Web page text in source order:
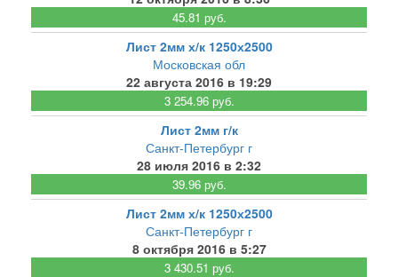
45.81 руб.
Лист 2мм х/к 1250х2500
Московская обл
22 августа 2016 в 19:29
3 254.96 руб.
Лист 2мм г/к
Санкт-Петербург г
28 июля 2016 в 2:32
39.96 руб.
Лист 2мм х/к 1250х2500
Санкт-Петербург г
8 октября 2016 в 5:27
3 430.51 руб.